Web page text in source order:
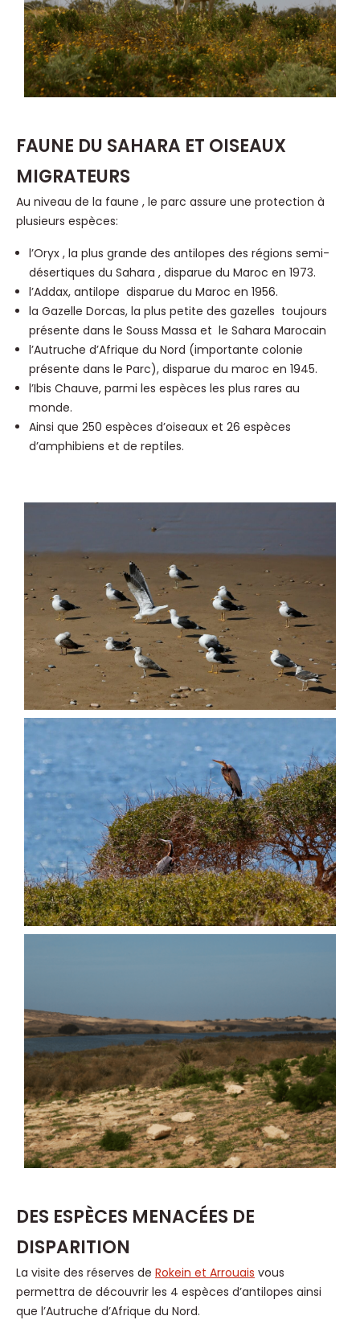
FAUNE DU SAHARA ET OISEAUX
MIGRATEURS
Au niveau de la faune , le parc assure une protection à
plusieurs espèces:
l’Oryx , la plus grande des antilopes des régions semi-
désertiques du Sahara , disparue du Maroc en 1973.
l’Addax, antilope disparue du Maroc en 1956.
la Gazelle Dorcas, la plus petite des gazelles toujours
présente dans le Souss Massa et le Sahara Marocain
l’Autruche d’Afrique du Nord (importante colonie
présente dans le Parc), disparue du maroc en 1945.
l’Ibis Chauve, parmi les espèces les plus rares au
monde.
Ainsi que 250 espèces d’oiseaux et 26 espèces
d’amphibiens et de reptiles.
DES ESPÈCES MENACÉES DE
DISPARITION
La visite des réserves de Rokein et Arrouais vous
permettra de découvrir les 4 espèces d’antilopes ainsi
que l’Autruche d’Afrique du Nord.